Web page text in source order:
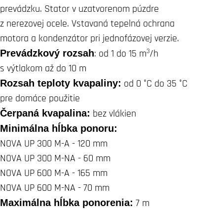
prevádzku. Stator v uzatvorenom púzdre
z nerezovej ocele. Vstavaná tepelná ochrana
motora a kondenzátor pri jednofázovej verzie.
Prevádzkový rozsah: od 1 do 15 m3/h
s výtlakom až do 10 m
Rozsah teploty kvapaliny: od 0 °C do 35 °C
pre domáce použitie
Čerpaná kvapalina: bez vlákien
Minimálna hĺbka ponoru:
NOVA UP 300 M-A - 120 mm
NOVA UP 300 M-NA - 60 mm
NOVA UP 600 M-A - 165 mm
NOVA UP 600 M-NA - 70 mm
Maximálna hĺbka ponorenia: 7 m